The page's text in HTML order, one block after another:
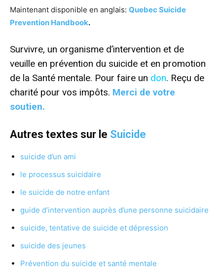
Maintenant disponible en anglais: Quebec Suicide
Prevention Handbook.
Survivre, un organisme d’intervention et de
veuille en prévention du suicide et en promotion
de la Santé mentale. Pour faire un don. Reçu de
charité pour vos impôts. Merci de votre
soutien.
Autres textes sur le Suicide
suicide d’un ami
le processus suicidaire
le suicide de notre enfant
guide d’intervention auprès d’une personne suicidaire
suicide, tentative de suicide et dépression
suicide des jeunes
Prévention du suicide et santé mentale